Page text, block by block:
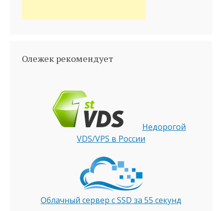
Олежек рекомендует
Недорогой
VDS/VPS в России
Облачный сервер с SSD за 55 секунд